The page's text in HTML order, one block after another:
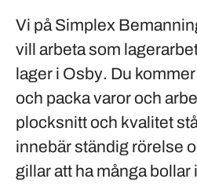
Vi på Simplex
vill arbeta som
lager i Osby. Du
och packa varor och
plocksnitt och kvalitet
innebär ständig rörelse
gillar att ha många bollar